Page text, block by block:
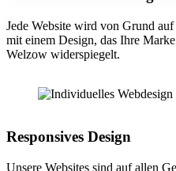
Jede Website wird von Grund
mit einem Design, das Ihre
Welzow widerspiegelt.
Responsives Design
Unsere Websites sind auf allen